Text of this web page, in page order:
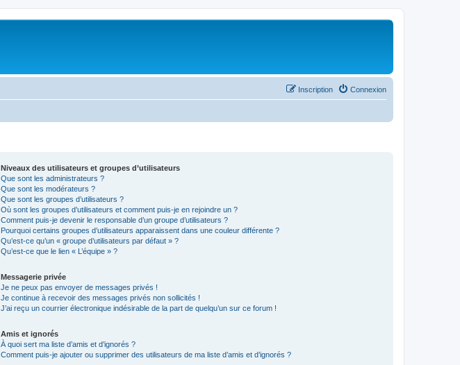
Connexion
Inscription
Niveaux des utilisateurs et groupes d’utilisateurs
Que sont les administrateurs ?
Que sont les modérateurs ?
Que sont les groupes d’utilisateurs ?
Où sont les groupes d’utilisateurs et comment puis-je en rejoindre un ?
Comment puis-je devenir le responsable d’un groupe d’utilisateurs ?
Pourquoi certains groupes d’utilisateurs apparaissent dans une couleur différente ?
Qu’est-ce qu’un « groupe d’utilisateurs par défaut » ?
Qu’est-ce que le lien « L’équipe » ?
Messagerie privée
Je ne peux pas envoyer de messages privés !
Je continue à recevoir des messages privés non sollicités !
J’ai reçu un courrier électronique indésirable de la part de quelqu’un sur ce forum !
Amis et ignorés
À quoi sert ma liste d’amis et d’ignorés ?
Comment puis-je ajouter ou supprimer des utilisateurs de ma liste d’amis et d’ignorés ?